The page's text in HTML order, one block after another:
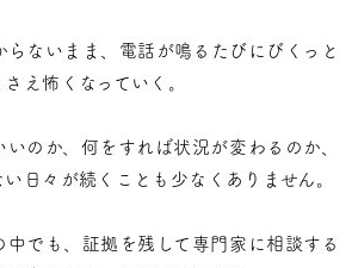
ないまま、電話が鳴るたびにびくっと
え怖くなっていく。
いのか、何をすれば状況が変わるのか、
日々が続くことも少なくありません。
中でも、証拠を残して専門家に相談する